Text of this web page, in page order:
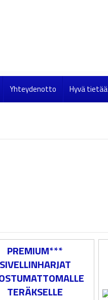
Yhteydenotto Hyvä tietää
PREMIUM***
SIVELLINHARJAT
TERÄKSELLE